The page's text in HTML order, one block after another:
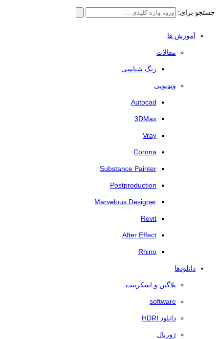
جستجو برای:
آموزش ها
مقالات
رنگ شناسی
ویدیویی
Autocad
3DMax
Vray
Corona
Substance Painter
Postproduction
Marvelous Designer
Revit
After Effect
Rhino
دانلودها
پلاگین و اسکریپت
software
دانلود HDRI
ژورنال